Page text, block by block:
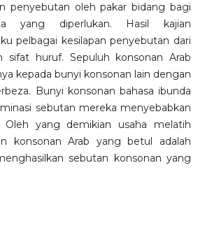
penyebutan oleh pakar bidang bagi
yang diperlukan. Hasil kajian
pelbagai kesilapan penyebutan dari
sifat huruf. Sepuluh konsonan Arab
kepada bunyi konsonan lain dengan
Bunyi konsonan bahasa ibunda
sebutan mereka menyebabkan
Oleh yang demikian usaha melatih
konsonan Arab yang betul adalah
sebutan konsonan yang